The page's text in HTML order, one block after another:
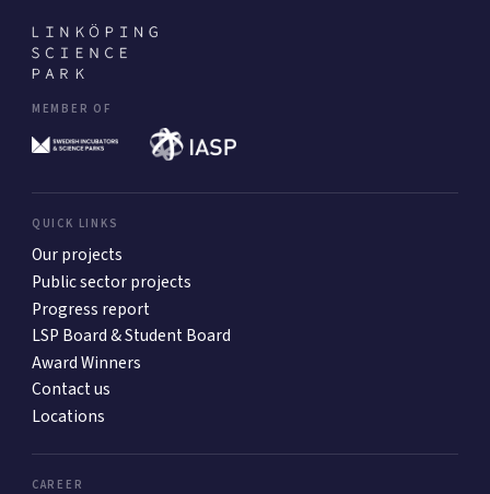
MEMBER OF
QUICK LINKS
Our projects
Public sector projects
Progress report
LSP Board & Student Board
Award Winners
Contact us
Locations
CAREER